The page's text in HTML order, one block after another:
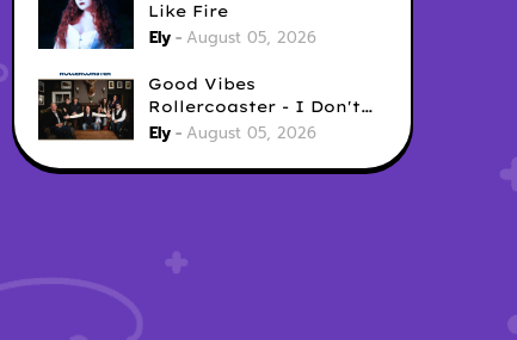
Like Fire
Ely August 05, 2026
Good Vibes
Rollercoaster - I Don't
Care
Ely August 05, 2026